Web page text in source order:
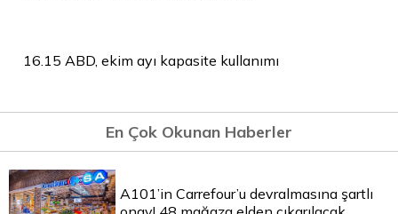
16.15 ABD, ekim ayı kapasite kullanımı
En Çok Okunan Haberler
A101’in Carrefour’u devralmasına şartlı